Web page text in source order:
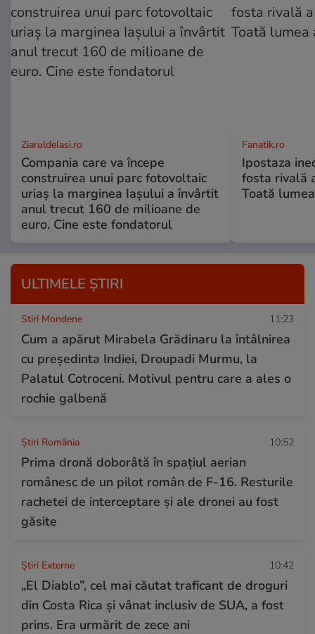
ZiaruldeIasi.ro
Compania care va începe
construirea unui parc fotovoltaic
uriaș la marginea Iașului a învârtit
anul trecut 160 de milioane de
euro. Cine este fondatorul
Fanatik.ro
Ipostaza
fosta rivală
Toată
ULTIMELE ȘTIRI
Stiri Mondene 11:23
Cum a apărut Mirabela Grădinaru la întâlnirea
cu președinta Indiei, Droupadi Murmu, la
Palatul Cotroceni. Motivul pentru care a ales o
rochie galbenă
Știri România 10:52
Prima dronă doborâtă în spațiul aerian
românesc de un pilot român de F-16. Resturile
rachetei de interceptare și ale dronei au fost
găsite
Știri Externe 10:42
„El Diablo”, cel mai căutat traficant de droguri
din Costa Rica și vânat inclusiv de SUA, a fost
prins. Era urmărit de zece ani